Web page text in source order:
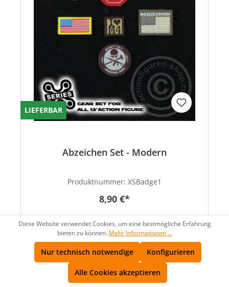
LIEFERBAR
Abzeichen Set - Modern
Produktnummer: XSBadge1
8,90 €*
Diese Website verwendet Cookies, um eine bestmögliche Erfahrung
bieten zu können. Mehr Informationen ...
Nur technisch notwendige Konfigurieren
Alle Cookies akzeptieren